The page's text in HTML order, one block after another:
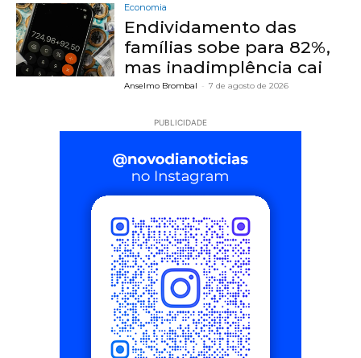
Economia
Endividamento das
famílias sobe para 82%,
mas inadimplência cai
Anselmo Brombal - 7 de agosto de 2026
PUBLICIDADE